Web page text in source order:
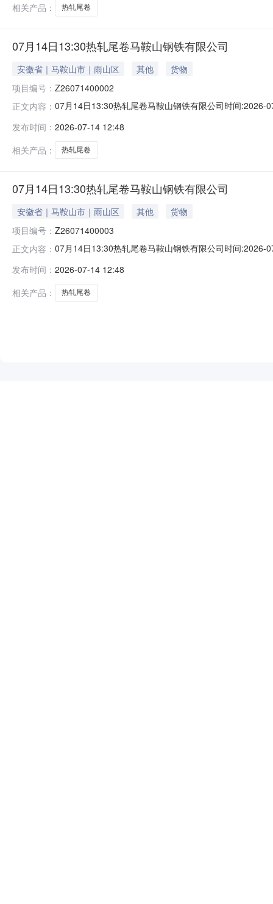
相关产品：
热轧尾卷
07月14日13:30热轧尾卷马鞍山钢铁有限公司
安徽省｜马鞍山市｜雨山区 其他
货物
项目编号： Z26071400002
正文内容： 07月14日13:30热轧尾卷马鞍山钢铁有限公司时间
保证金：￥500.00元交易保证金：￥500.00元竞价保
发布时间： 2026-07-14 12:48
相关产品：
热轧尾卷
07月14日13:30热轧尾卷马鞍山钢铁有限公司
安徽省｜马鞍山市｜雨山区 其他
货物
项目编号： Z26071400003
正文内容： 07月14日13:30热轧尾卷马鞍山钢铁有限公司时间
保证金：￥500.00元交易保证金：￥500.00元竞价保
发布时间： 2026-07-14 12:48
相关产品：
热轧尾卷